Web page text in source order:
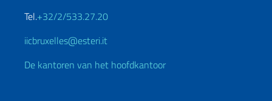
Tel.+32/2/533.27.20
iicbruxelles@esteri.it
De kantoren van het hoofdkantoor